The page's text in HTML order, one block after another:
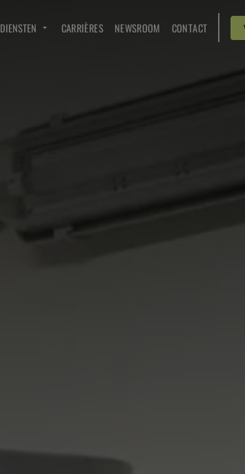
DIENSTEN CARRIÈRES NEWSROOM CONTACT